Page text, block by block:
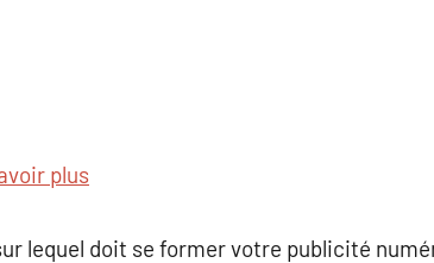
plus
lequel doit se former votre publicité